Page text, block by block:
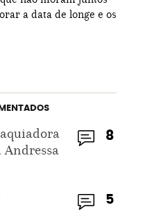
a data de longe e os
8
Andressa
5